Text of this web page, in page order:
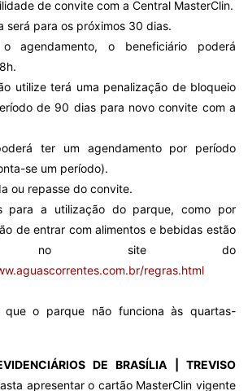
de convite com a Central MasterClin.
será para os próximos 30 dias.
agendamento, o beneficiário poderá
utilize terá uma penalização de bloqueio
de 90 dias para novo convite com a
ter um agendamento por período
se um período).
ou repasse do convite.
para a utilização do parque, como por
de entrar com alimentos e bebidas estão
no site do
regras.html
que o parque não funciona às quartas-
DE BRASÍLIA | TREVISO
apresentar o cartão MasterClin vigente